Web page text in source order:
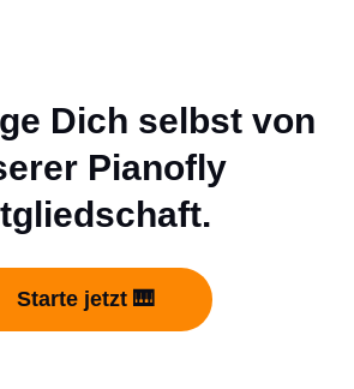
Dich selbst von
Pianofly
Starte jetzt 🎹